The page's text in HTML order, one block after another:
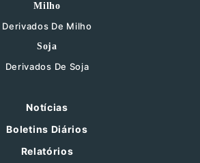
Milho
Derivados De Milho
Soja
Derivados De Soja
Notícias
Boletins Diários
Relatórios